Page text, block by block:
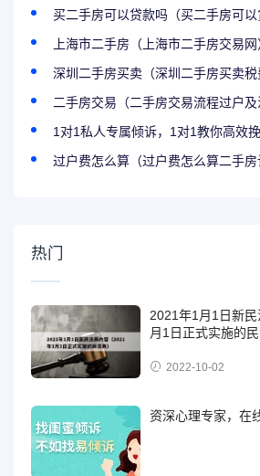
买二手房可以贷款吗（买二手房可以
上海市二手房（上海市二手房交易网
深圳二手房买卖（深圳二手房买卖税
二手房交易（二手房交易流程过户及
1对1私人专属倾诉，1对1教你高效
过户费怎么算（过户费怎么算二手房
热门
2021年1月1日新
月1日正式实施的民
2022-10-02
资深心理专家，在